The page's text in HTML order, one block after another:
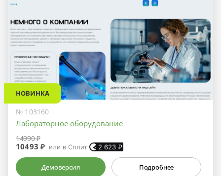
НОВИНКА
№ 103160
Лабораторное оборудование
14990 ₽
10493 ₽ или в Сплит 2 623 ₽
Демоверсия Подробнее